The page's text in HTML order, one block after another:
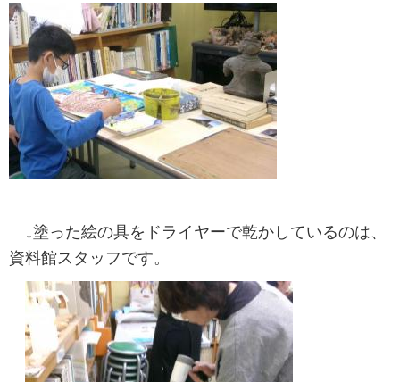
↓塗った絵の具をドライヤーで乾かしているのは、
資料館スタッフです。